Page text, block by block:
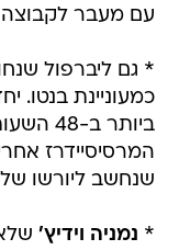
עם מעבר לקבוצה
* גם ליברפול
כמעוניינת
ביותר
המרסיסיידרז
שנחשב ליורשו של
* נמניה וידיץ'